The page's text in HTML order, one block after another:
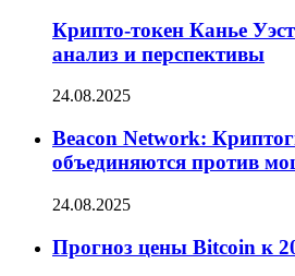
Крипто-токен Канье
анализ и перспективы
24.08.2025
Beacon Network:
объединяются против
24.08.2025
Прогноз цены Bitcoin к